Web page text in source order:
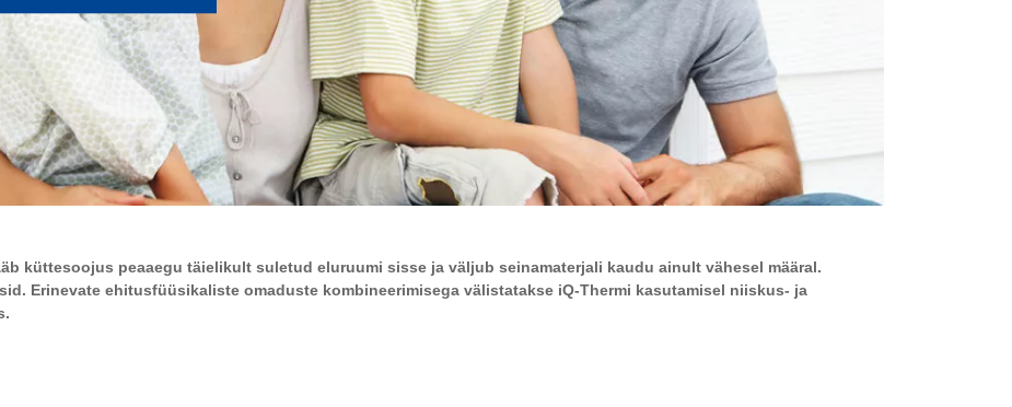
küttesoojus peaaegu täielikult suletud eluruumi sisse ja väljub seinamaterjali kaudu ainult vähesel määral.
Erinevate ehitusfüüsikaliste omaduste kombineerimisega välistatakse iQ-Thermi kasutamisel niiskus- ja